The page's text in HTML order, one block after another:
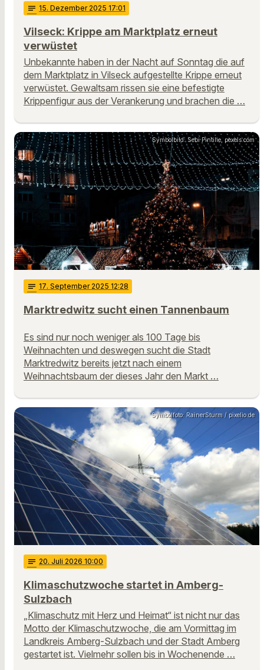
notes 15. Dezember 2025 17:01
Vilseck: Krippe am Marktplatz erneut
verwüstet
Unbekannte haben in der Nacht auf Sonntag die auf
dem Marktplatz in Vilseck aufgestellte Krippe erneut
verwüstet. Gewaltsam rissen sie eine befestigte
Krippenfigur aus der Verankerung und brachen die …
Symbolbild: Sebi Pintilie, pexels.com
notes 17. September 2025 12:28
Marktredwitz sucht einen Tannenbaum
Es sind nur noch weniger als 100 Tage bis
Weihnachten und deswegen sucht die Stadt
Marktredwitz bereits jetzt nach einem
Weihnachtsbaum der dieses Jahr den Markt …
Symbolfoto: RainerSturm / pixelio.de
notes 20. Juli 2026 10:00
Klimaschutzwoche startet in Amberg-
Sulzbach
„Klimaschutz mit Herz und Heimat“ ist nicht nur das
Motto der Klimaschutzwoche, die am Vormittag im
Landkreis Amberg-Sulzbach und der Stadt Amberg
gestartet ist. Vielmehr sollen bis in Wochenende …